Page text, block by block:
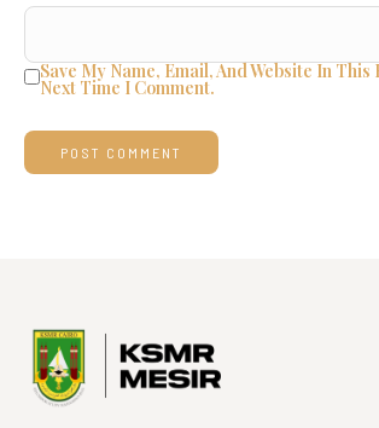
Save My Name, Email, And Website In
Next Time I Comment.